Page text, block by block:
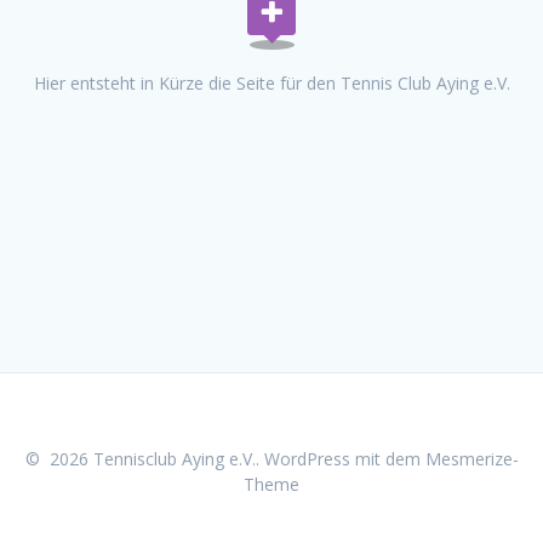
Hier entsteht in Kürze die Seite für den Tennis Club Aying e.V.
© 2026 Tennisclub Aying e.V.. WordPress mit dem Mesmerize-
Theme